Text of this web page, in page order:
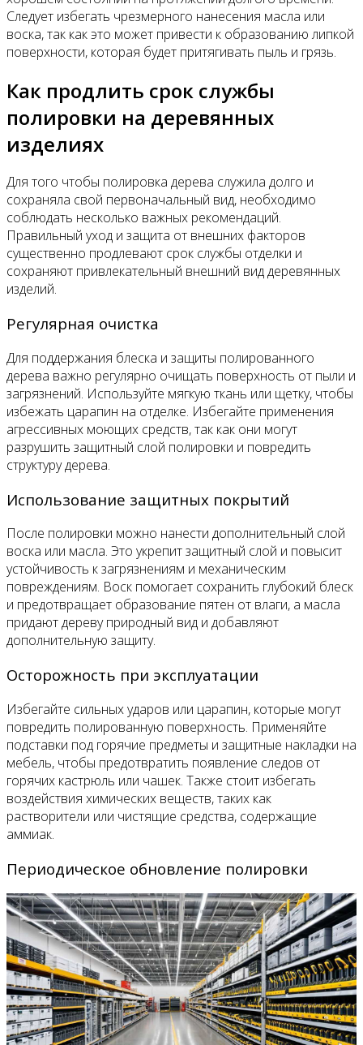
Следует избегать чрезмерного нанесения масла или
воска, так как это может привести к образованию липкой
поверхности, которая будет притягивать пыль и грязь.
Как продлить срок службы
полировки на деревянных
изделиях
Для того чтобы полировка дерева служила долго и
сохраняла свой первоначальный вид, необходимо
соблюдать несколько важных рекомендаций.
Правильный уход и защита от внешних факторов
существенно продлевают срок службы отделки и
сохраняют привлекательный внешний вид деревянных
изделий.
Регулярная очистка
Для поддержания блеска и защиты полированного
дерева важно регулярно очищать поверхность от пыли и
загрязнений. Используйте мягкую ткань или щетку, чтобы
избежать царапин на отделке. Избегайте применения
агрессивных моющих средств, так как они могут
разрушить защитный слой полировки и повредить
структуру дерева.
Использование защитных покрытий
После полировки можно нанести дополнительный слой
воска или масла. Это укрепит защитный слой и повысит
устойчивость к загрязнениям и механическим
повреждениям. Воск помогает сохранить глубокий блеск
и предотвращает образование пятен от влаги, а масла
придают дереву природный вид и добавляют
дополнительную защиту.
Осторожность при эксплуатации
Избегайте сильных ударов или царапин, которые могут
повредить полированную поверхность. Применяйте
подставки под горячие предметы и защитные накладки на
мебель, чтобы предотвратить появление следов от
горячих кастрюль или чашек. Также стоит избегать
воздействия химических веществ, таких как
растворители или чистящие средства, содержащие
аммиак.
Периодическое обновление полировки